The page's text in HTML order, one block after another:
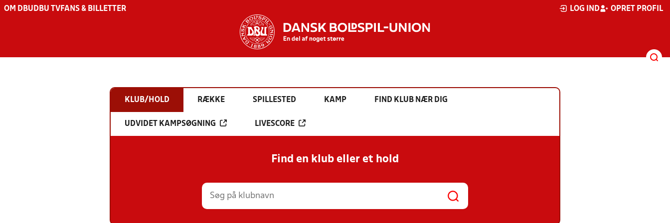
OM DBU DBU TV FANS & BILLETTER LOG IND OPRET PROFIL
KLUB/HOLD RÆKKE SPILLESTED KAMP FIND KLUB NÆR DIG
UDVIDET KAMPSØGNING LIVESCORE
Find en klub eller et hold